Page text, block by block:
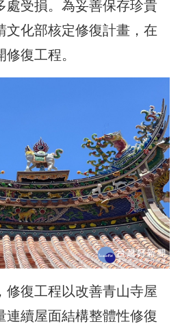
處受損。為妥善保存珍貴
文化部核定修復計畫，在
復工程。
修復工程以改善青山寺屋
連續屋面結構整體性修復